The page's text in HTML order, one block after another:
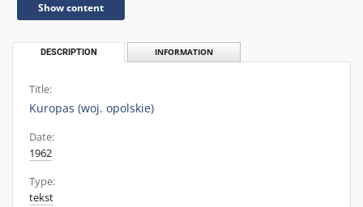
Show content
DESCRIPTION INFORMATION
Title:
Kuropas (woj. opolskie)
Date:
1962
Type:
tekst